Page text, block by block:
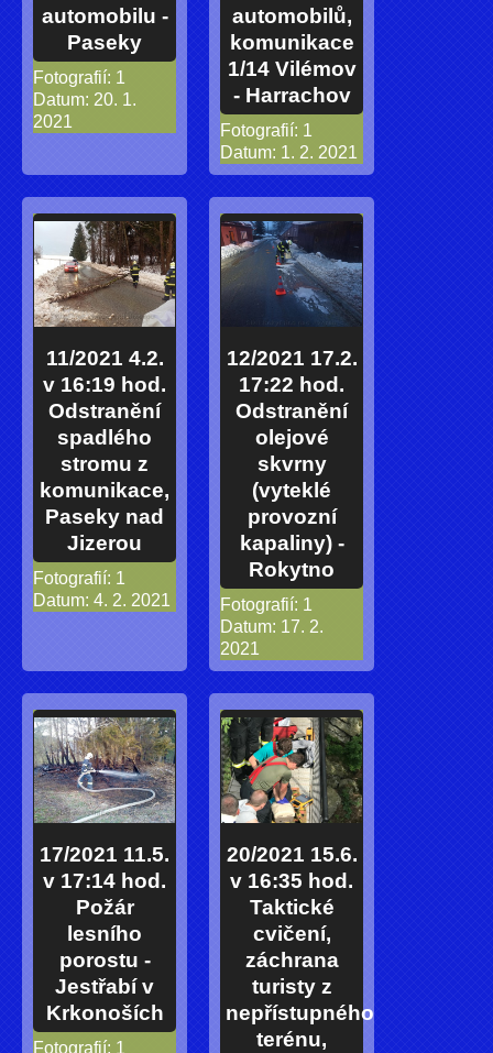
automobilu -
Paseky
Fotografií: 1
Datum: 20. 1.
2021
automobilů,
komunikace
1/14 Vilémov
- Harrachov
Fotografií: 1
Datum: 1. 2. 2021
11/2021 4.2.
v 16:19 hod.
Odstranění
spadlého
stromu z
komunikace,
Paseky nad
Jizerou
Fotografií: 1
Datum: 4. 2. 2021
12/2021 17.2.
17:22 hod.
Odstranění
olejové
skvrny
(vyteklé
provozní
kapaliny) -
Rokytno
Fotografií: 1
Datum: 17. 2.
2021
17/2021 11.5.
v 17:14 hod.
Požár
lesního
porostu -
Jestřabí v
Krkonoších
Fotografií: 1
20/2021 15.6.
v 16:35 hod.
Taktické
cvičení,
záchrana
turisty z
nepřístupného
terénu,